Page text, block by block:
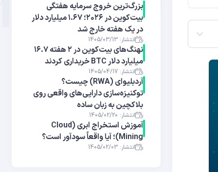
بزرگ‌ترین خروج سرمایه هفتگی
بیت‌کوین در ۲۰۲۶؛ ۱.۶۷ میلیارد دلار
در یک هفته خارج شد
انتشار: 1405/03/13
نهنگ‌های بیت‌کوین در ۲ هفته ۱۶.۷
میلیارد دلار BTC خریداری کردند
انتشار: 1405/04/17
آر‌دبلیوای (RWA) چیست؟
توکنیزه‌سازی دارایی‌های واقعی روی
بلاکچین به زبان ساده
انتشار: 1405/02/20
آموزش استخراج ابری (Cloud
Mining)؛ آیا واقعاً سودآور است؟
انتشار: 1405/02/03